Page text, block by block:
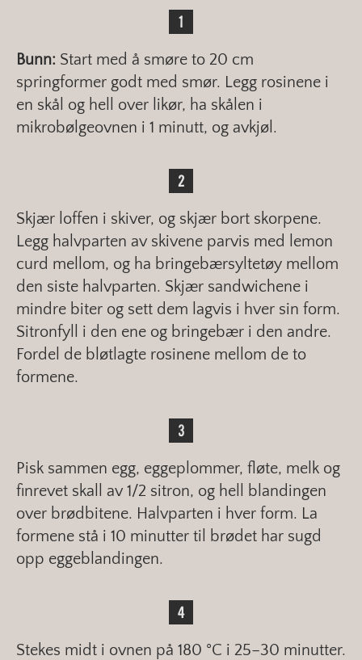
Bunn: Start med å smøre to 20 cm
springformer godt med smør. Legg rosinene i
en skål og hell over likør, ha skålen i
mikrobølgeovnen i 1 minutt, og avkjøl.
Skjær loffen i skiver, og skjær bort skorpene.
Legg halvparten av skivene parvis med lemon
curd mellom, og ha bringebærsyltetøy mellom
den siste halvparten. Skjær sandwichene i
mindre biter og sett dem lagvis i hver sin form.
Sitronfyll i den ene og bringebær i den andre.
Fordel de bløtlagte rosinene mellom de to
formene.
Pisk sammen egg, eggeplommer, fløte, melk og
finrevet skall av 1/2 sitron, og hell blandingen
over brødbitene. Halvparten i hver form. La
formene stå i 10 minutter til brødet har sugd
opp eggeblandingen.
Stekes midt i ovnen på 180 °C i 25–30 minutter.